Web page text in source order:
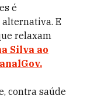
é
E
relaxam
Silva ao
contra saúde